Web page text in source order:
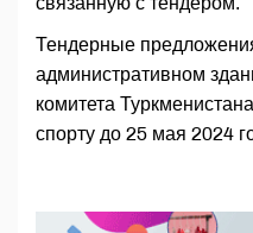
Тендерные
административном
комитета
спорту до 25 мая 2024